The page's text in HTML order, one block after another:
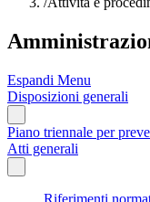
Espandi Menu
Disposizioni generali
Piano triennale per
Atti generali
Riferimenti